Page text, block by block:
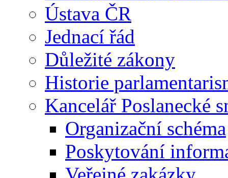
Ústava ČR
Jednací řád
Důležité zákony
Historie
Kancelář Poslanecké
Organizační schéma
Poskytování